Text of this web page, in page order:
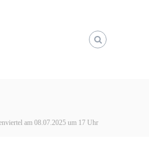
am 08.07.2025 um 17 Uhr